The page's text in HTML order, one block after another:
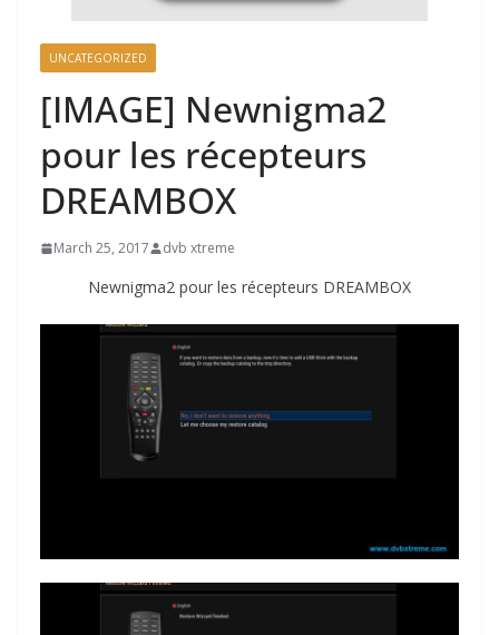
UNCATEGORIZED
[IMAGE] Newnigma2
pour les récepteurs
DREAMBOX
March 25, 2017 dvb xtreme
Newnigma2 pour les récepteurs DREAMBOX